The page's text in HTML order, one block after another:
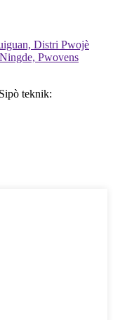
Distri Pwojè
Pwovens
teknik: